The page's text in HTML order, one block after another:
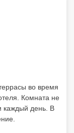
во время
Комната не
каждый день. В